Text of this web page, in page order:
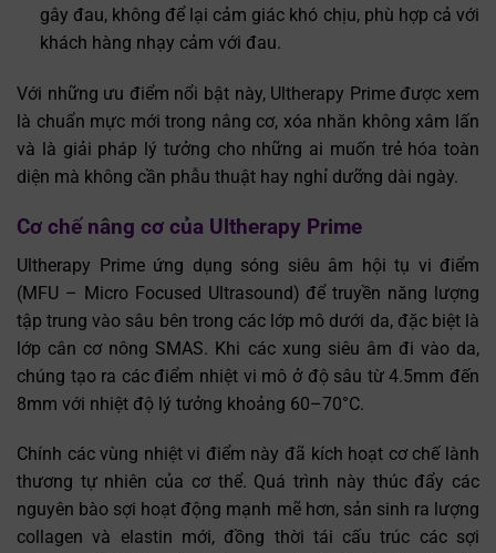
gây đau, không để lại cảm giác khó chịu, phù hợp cả với
khách hàng nhạy cảm với đau.
Với những ưu điểm nổi bật này, Ultherapy Prime được xem
là chuẩn mực mới trong nâng cơ, xóa nhăn không xâm lấn
và là giải pháp lý tưởng cho những ai muốn trẻ hóa toàn
diện mà không cần phẫu thuật hay nghỉ dưỡng dài ngày.
Cơ chế nâng cơ của Ultherapy Prime
Ultherapy Prime ứng dụng sóng siêu âm hội tụ vi điểm
(MFU – Micro Focused Ultrasound) để truyền năng lượng
tập trung vào sâu bên trong các lớp mô dưới da, đặc biệt là
lớp cân cơ nông SMAS. Khi các xung siêu âm đi vào da,
chúng tạo ra các điểm nhiệt vi mô ở độ sâu từ 4.5mm đến
8mm với nhiệt độ lý tưởng khoảng 60–70°C.
Chính các vùng nhiệt vi điểm này đã kích hoạt cơ chế lành
thương tự nhiên của cơ thể. Quá trình này thúc đẩy các
nguyên bào sợi hoạt động mạnh mẽ hơn, sản sinh ra lượng
collagen và elastin mới, đồng thời tái cấu trúc các sợi